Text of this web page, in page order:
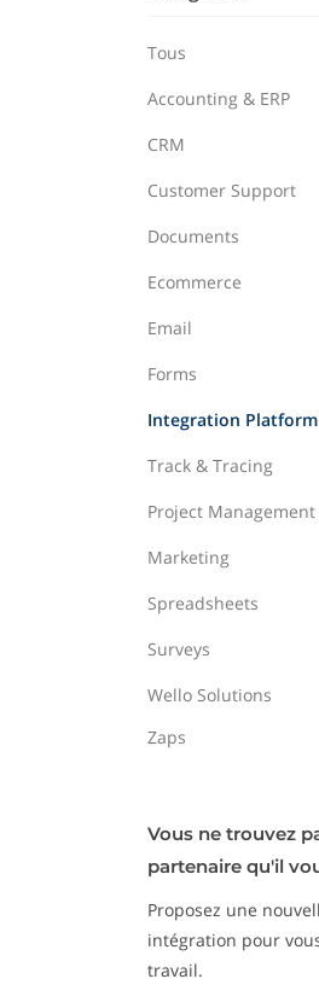
Tous
Accounting & ERP
CRM
Customer Support
Documents
Ecommerce
Email
Forms
Integration Platform
Track & Tracing
Project Management
Marketing
Spreadsheets
Surveys
Wello Solutions
Zaps
Vous ne trouvez
partenaire qu'il
Proposez une
intégration pour
travail.